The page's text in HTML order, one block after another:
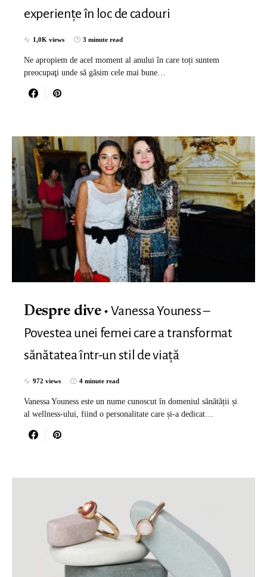
experiențe în loc de cadouri
1,0K views 3 minute read
Ne apropiem de acel moment al anului în care toți suntem
preocupaţi unde să găsim cele mai bune…
Despre dive
Vanessa Youness –
Povestea unei femei care a transformat
sănătatea într-un stil de viață
972 views 4 minute read
Vanessa Youness este un nume cunoscut în domeniul sănătății și
al wellness-ului, fiind o personalitate care și-a dedicat…